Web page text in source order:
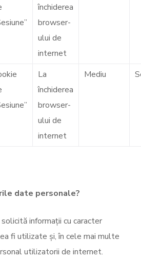
închiderea
browser-
ului de
internet
La
închiderea
browser-
ului de
internet
Mediu
date personale?
informații cu caracter
fi utilizate și, în cele mai multe
utilizatorii de internet.